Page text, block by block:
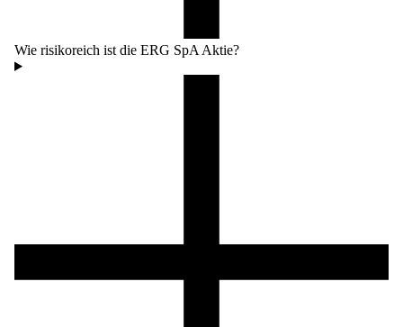
Wie risikoreich ist die ERG SpA Aktie?